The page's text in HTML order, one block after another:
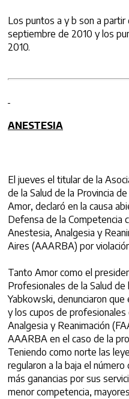
Los puntos a y b son a
septiembre de 2010 y los
2010.
ANESTESIA
El jueves el titular de la
de la Salud de la Provincia
Amor, declaró en la causa
Defensa de la Competencia
Anestesia, Analgesia y
Aires (AAARBA) por
Tanto Amor como el
Profesionales de la Salud de
Yabkowski, denunciaron
y los cupos de
Analgesia y Reanimación
AAARBA en el caso de la
Teniendo como norte las
regularon a la baja el
más ganancias por sus
menor competencia,